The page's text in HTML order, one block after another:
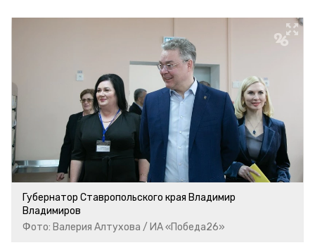
Губернатор Ставропольского края Владимир
Владимиров
Фото: Валерия Алтухова / ИА «Победа26»